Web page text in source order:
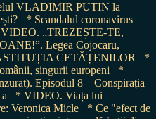
VLADIMIR PUTIN la
* Scandalul coronavirus
„TREZEȘTE-TE,
Legea Cojocaru,
CETĂȚENILOR
*
singurii europeni
*
Episodul 8 – Conspirația
* VIDEO. Viața lui
Veronica Micle
* Ce "efect de